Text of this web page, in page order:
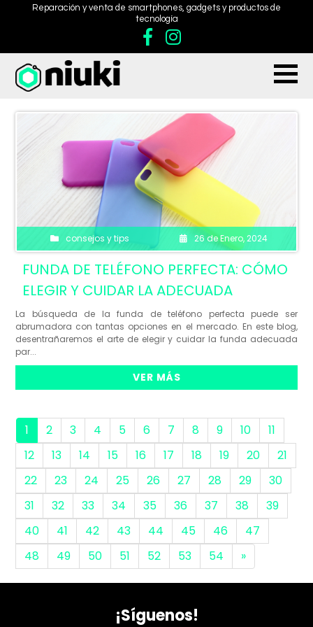
Reparación y venta de smartphones, gadgets y productos de
tecnología
consejos y tips 26 de Enero, 2024
FUNDA DE TELÉFONO PERFECTA: CÓMO
ELEGIR Y CUIDAR LA ADECUADA
La búsqueda de la funda de teléfono perfecta puede ser
abrumadora con tantas opciones en el mercado. En este blog,
desentrañaremos el arte de elegir y cuidar la funda adecuada
par...
VER MÁS
1 2 3 4 5 6 7 8 9 10
11
12
13 14 15 16 17 18 19 20
21
22
23 24 25 26 27 28 29
30
31
32 33 34 35 36 37 38
39
40
41 42 43 44 45 46
47
48
49 50 51 52 53 54 »
¡Síguenos!